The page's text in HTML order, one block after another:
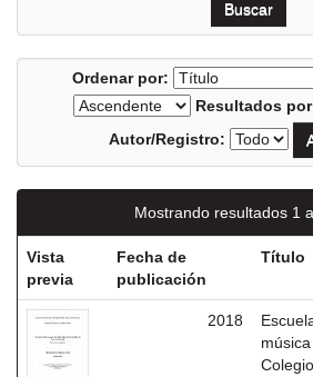
Ordenar por:
Resultados
Autor/Registro:
Mostrando resultados 1
Vista
previa
Fecha de
publicación
Título
2018